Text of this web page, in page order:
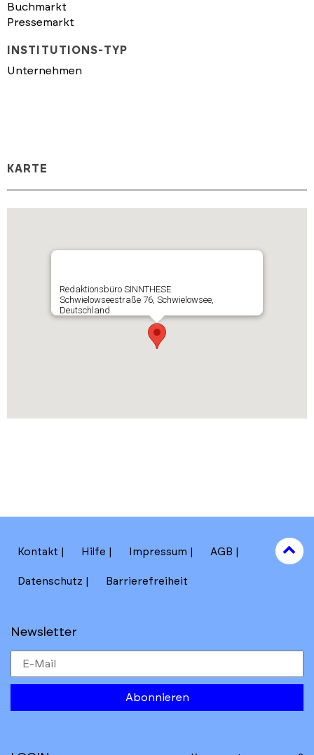
Buchmarkt
Pressemarkt
INSTITUTIONS-TYP
Unternehmen
KARTE
Redaktionsbüro SINNTHESE
Schwielowseestraße 76, Schwielowsee,
Deutschland
Kontakt Hilfe Impressum AGB
Datenschutz Barrierefreiheit
Newsletter
Abonnieren
to
top